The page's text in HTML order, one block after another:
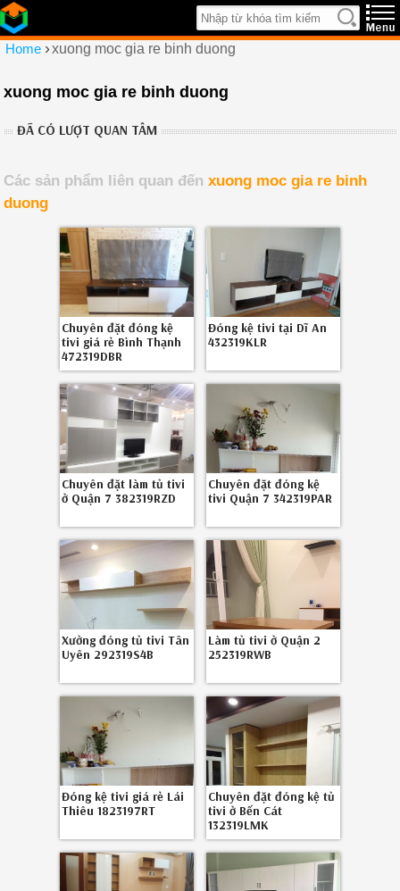
Home ›xuong moc gia re binh duong
xuong moc gia re binh duong
ĐÃ CÓ LƯỢT QUAN TÂM
Các sản phẩm liên quan đếnxuong moc gia re binh
duong
Chuyên đặt đóng kệ
tivi giá rẻ Bình Thạnh
472319DBR
Đóng kệ tivi tại Dĩ An
432319KLR
Chuyên đặt làm tủ tivi
ở Quận 7 382319RZD
Chuyên đặt đóng kệ
tivi Quận 7 342319PAR
Xưởng đóng tủ tivi Tân
Uyên 292319S4B
Làm tủ tivi ở Quận 2
252319RWB
Đóng kệ tivi giá rẻ Lái
Thiêu 1823197RT
Chuyên đặt đóng kệ tủ
tivi ở Bến Cát
132319LMK